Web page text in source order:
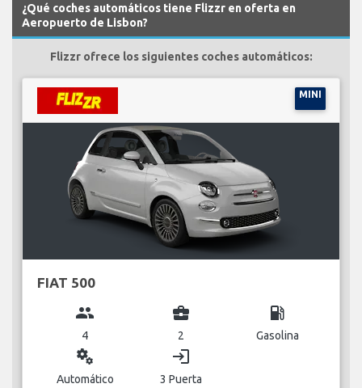
¿Qué coches automáticos tiene Flizzr en oferta en
Aeropuerto de Lisbon?
Flizzr ofrece los siguientes coches automáticos:
MINI
FIAT 500
group
4
business_center
2
local_gas_station
Gasolina
miscellaneous_services
Automático
login
3 Puerta